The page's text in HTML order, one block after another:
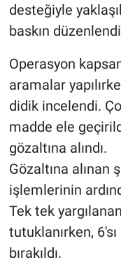
desteğiyle
baskın
Operasyon
aramalar
didik incelendi.
madde ele
gözaltına alındı.
Gözaltına
işlemlerinin
Tek tek
tutuklanırken,
bırakıldı.